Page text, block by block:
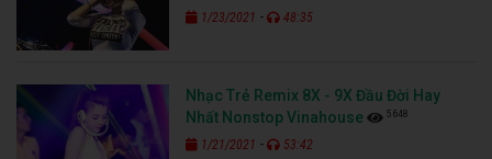
1/23/2021 - 48:35
Nhạc Trẻ Remix 8X - 9X Đầu Đời Hay
Nhất Nonstop Vinahouse
5648
1/21/2021 - 53:42